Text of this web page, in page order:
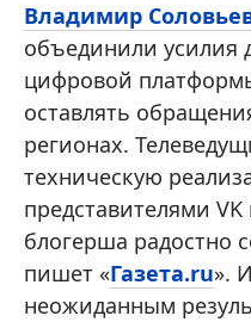
Владимир
объединили усилия
цифровой
оставлять
регионах.
техническую
представителями
блогерша радостно
пишет «Газета.ru».
неожиданным